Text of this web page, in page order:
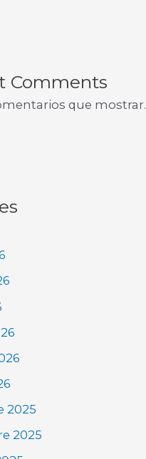
Comments
que mostrar.
2025
2025